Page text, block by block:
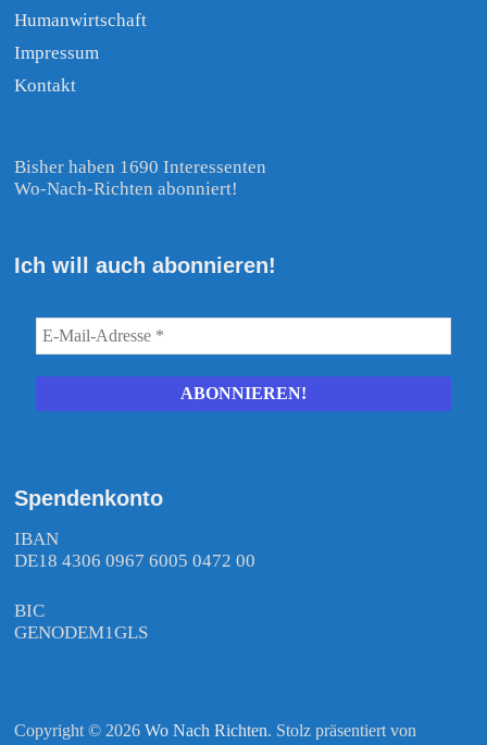
Humanwirtschaft
Impressum
Kontakt
Bisher haben 1690 Interessenten
Wo-Nach-Richten abonniert!
Ich will auch abonnieren!
Spendenkonto
IBAN
DE18 4306 0967 6005 0472 00
BIC
GENODEM1GLS
Copyright © 2026Wo Nach Richten. Stolz präsentiert von